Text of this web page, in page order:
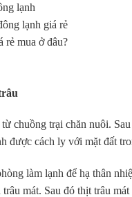
lạnh
lạnh giá rẻ
rẻ mua ở đâu?
chuồng trại chăn nuôi.
được cách ly với mặt đất
làm lạnh để hạ thân
mát. Sau đó thịt trâu